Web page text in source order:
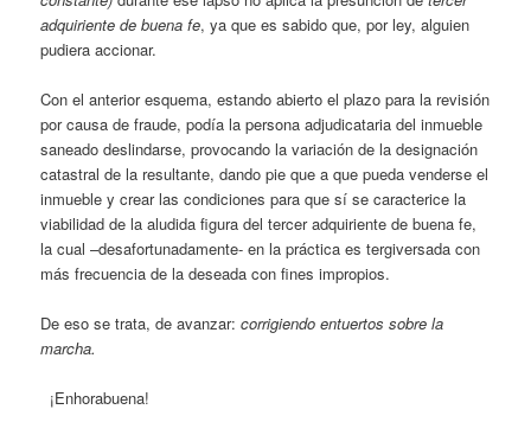
adquiriente de buena fe, ya que es sabido que, por ley, alguien
pudiera accionar.
Con el anterior esquema, estando abierto el plazo para la revisión
por causa de fraude, podía la persona adjudicataria del inmueble
saneado deslindarse, provocando la variación de la designación
catastral de la resultante, dando pie que a que pueda venderse el
inmueble y crear las condiciones para que sí se caracterice la
viabilidad de la aludida figura del tercer adquiriente de buena fe,
la cual –desafortunadamente- en la práctica es tergiversada con
más frecuencia de la deseada con fines impropios.
De eso se trata, de avanzar:corrigiendo entuertos sobre la
marcha.
¡Enhorabuena!